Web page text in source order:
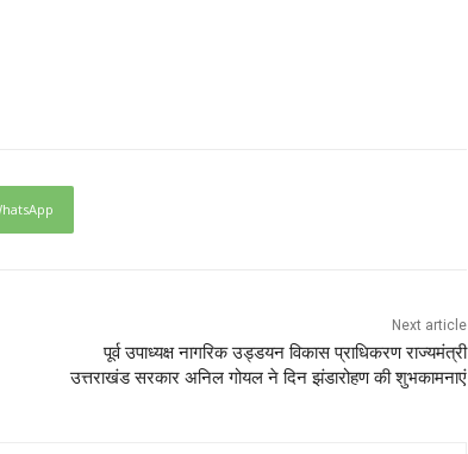
Next article
पूर्व उपाध्यक्ष नागरिक उड्डयन विकास प्राधिकरण राज्यमंत्री
उत्तराखंड सरकार अनिल गोयल ने दिन झंडारोहण की शुभकामनाएं